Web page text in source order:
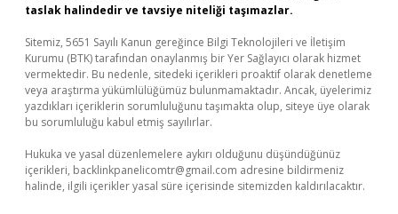
taslak halindedir ve tavsiye niteliği taşımazlar.
Sitemiz, 5651 Sayılı Kanun gereğince Bilgi Teknolojileri ve İletişim
Kurumu (BTK) tarafından onaylanmış bir Yer Sağlayıcı olarak hizmet
vermektedir. Bu nedenle, sitedeki içerikleri proaktif olarak denetleme
veya araştırma yükümlülüğümüz bulunmamaktadır. Ancak, üyelerimiz
yazdıkları içeriklerin sorumluluğunu taşımakta olup, siteye üye olarak
bu sorumluluğu kabul etmiş sayılırlar.
Hukuka ve yasal düzenlemelere aykırı olduğunu düşündüğünüz
içerikleri, backlinkpanelicomtr@gmail.com adresine bildirmeniz
halinde, ilgili içerikler yasal süre içerisinde sitemizden kaldırılacaktır.